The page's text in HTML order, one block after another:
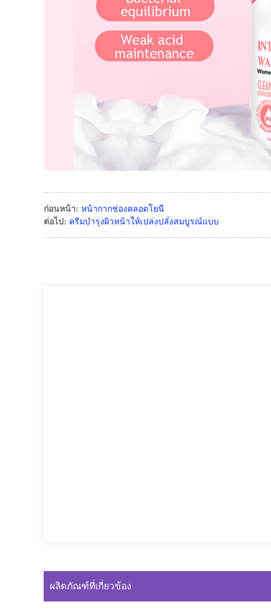
ก่อนหน้า: หน้ากากช่องคลอดโยนี
ต่อไป: ครีมบำรุงผิวหน้าให้เปล่งปลั่งสมบูรณ์แบบ
ผลิตภัณฑ์ที่เกี่ยวข้อง